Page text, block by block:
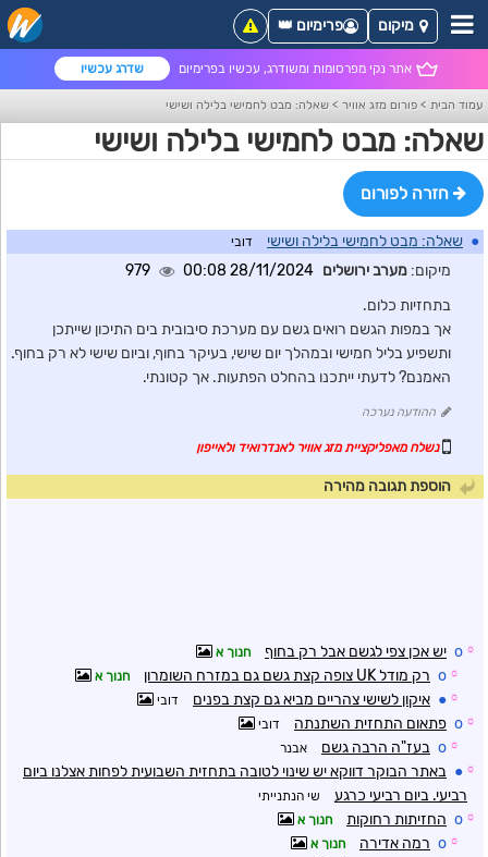
אתר נקי מפרסומות ומשודרג, עכשיו בפרימיום שדרג עכשיו
מיקום פרימיום 👑
עמוד הבית > פורום מזג אוויר > שאלה: מבט לחמישי בלילה ושישי
שאלה: מבט לחמישי בלילה ושישי
חזרה לפורום
● שאלה: מבט לחמישי בלילה ושישי דובי
מיקום: מערב ירושלים 28/11/2024 00:08
979
בתחזיות כלום.
אך במפות הגשם רואים גשם עם מערכת סיבובית בים התיכון שייתכן
ותשפיע בליל חמישי ובמהלך יום שישי, בעיקר בחוף, וביום שישי לא רק בחוף.
האמנם? לדעתי ייתכנו בהחלט הפתעות. אך קטונתי.
ההודעה נערכה
נשלח מאפליקציית מזג אוויר לאנדרואיד ולאייפון
הוספת תגובה מהירה
☼
o יש אכן צפי לגשם אבל רק בחוף חנוך א
☼
o רק מודל UK צופה קצת גשם גם במזרח השומרון חנוך א
☼
● איקון לשישי צהריים מביא גם קצת בפנים דובי
☼
o פתאום התחזית השתנתה דובי
☼
o בעז"ה הרבה גשם אבנר
☼
● באתר הבוקר דווקא יש שינוי לטובה בתחזית השבועית לפחות אצלנו ביום
רביעי. ביום רביעי כרגע
שי הנתנייתי
☼
o החזיתות רחוקות חנוך א
☼
o רמה אדירה חנוך א